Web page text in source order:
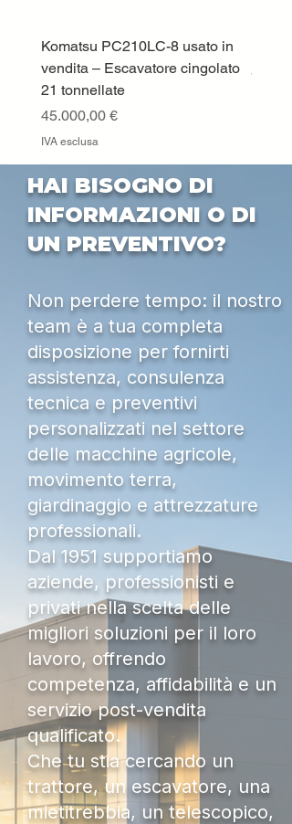
Komatsu PC210LC-8 usato in
vendita – Escavatore cingolato
21 tonnellate
Prezzo
45.000,00 €
IVA esclusa
Prezzo
HAI BISOGNO DI
INFORMAZIONI O DI
UN PREVENTIVO?
Non perdere tempo: il nostro
team è a tua completa
disposizione per fornirti
assistenza, consulenza
tecnica e preventivi
personalizzati nel settore
delle macchine agricole,
movimento terra,
giardinaggio e attrezzature
professionali.
Dal 1951 supportiamo
aziende, professionisti e
privati nella scelta delle
migliori soluzioni per il loro
lavoro, offrendo
competenza, affidabilità e un
servizio post-vendita
qualificato.
Che tu stia cercando un
trattore, un escavatore, una
mietitrebbia, un telescopico,